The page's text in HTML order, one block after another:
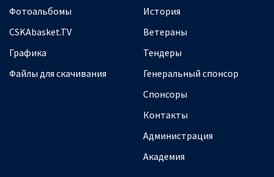
Фотоальбомы
CSKAbasket.TV
Графика
Файлы для скачивания
История
Ветераны
Тендеры
Генеральный спонсор
Спонсоры
Контакты
Администрация
Академия